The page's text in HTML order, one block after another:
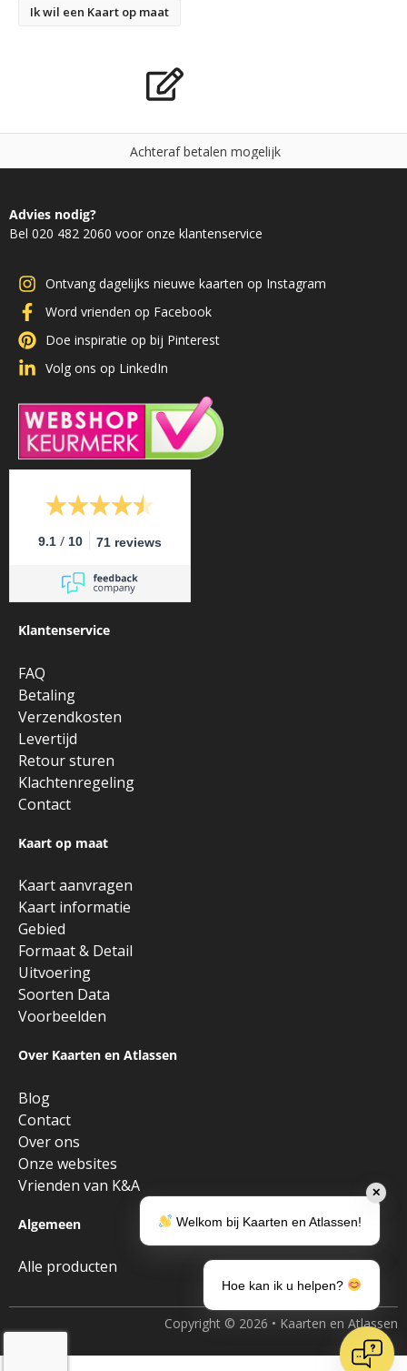
Ik wil een Kaart op maat
Achteraf betalen mogelijk
Advies nodig?
Bel 020 482 2060 voor onze klantenservice
Ontvang dagelijks nieuwe kaarten op Instagram
Word vrienden op Facebook
Doe inspiratie op bij Pinterest
Volg ons op LinkedIn
9.1 / 10 71 reviews
Klantenservice
FAQ
Betaling
Verzendkosten
Levertijd
Retour sturen
Klachtenregeling
Contact
Kaart op maat
Kaart aanvragen
Kaart informatie
Gebied
Formaat & Detail
Uitvoering
Soorten Data
Voorbeelden
Over Kaarten en Atlassen
Blog
Contact
Over ons
Onze websites
Vrienden van K&A
Algemeen
Alle producten
Copyright © 2026 • Kaarten en Atlassen
✕
Welkom bij Kaarten en Atlassen!
Hoe kan ik u helpen?